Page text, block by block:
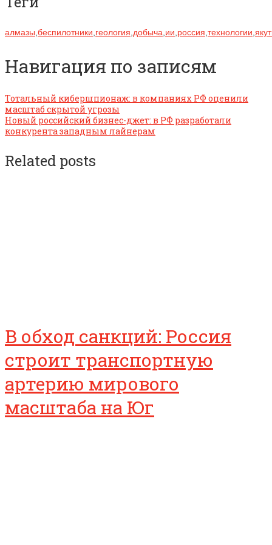
алмазы беспилотники геология добыча ии россия технологии
Навигация по записям
Тотальный кибершпионаж: в компаниях РФ оценили
масштаб скрытой угрозы
Новый российский бизнес-джет: в РФ разработали
конкурента западным лайнерам
Related posts
В обход санкций: Россия
строит транспортную
артерию мирового
масштаба на Юг